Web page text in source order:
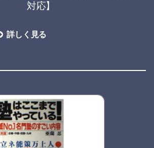
対応】
詳しく見る